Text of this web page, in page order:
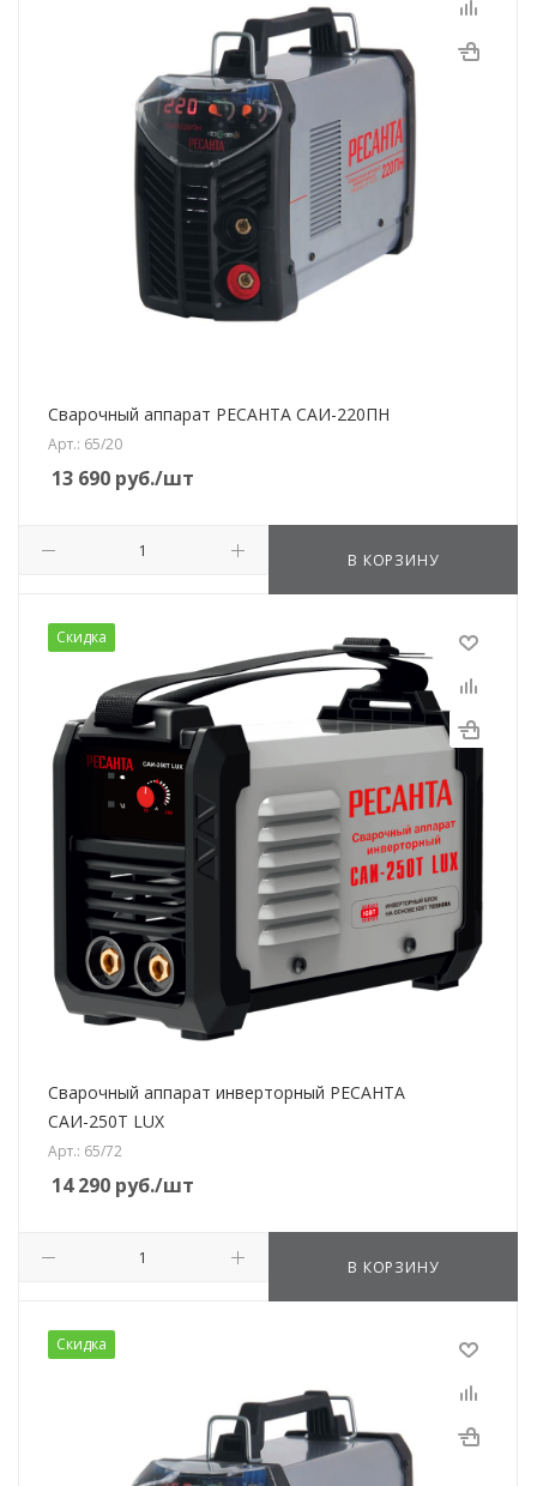
Сварочный аппарат РЕСАНТА САИ-220ПН
Арт.: 65/20
13 690 руб./шт
В КОРЗИНУ
Скидка
Сварочный аппарат инверторный РЕСАНТА
САИ-250T LUX
Арт.: 65/72
14 290 руб./шт
В КОРЗИНУ
Скидка